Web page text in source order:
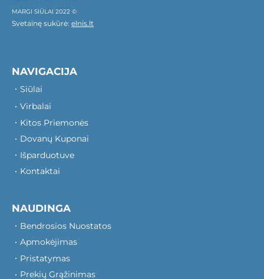
MARGI SIŪLAI 2022 ©
Svetainę sukūrė: elnis.lt
NAVIGACIJA
Siūlai
Virbalai
Kitos Priemonės
Dovanų Kuponai
Išparduotuve
Kontaktai
NAUDINGA
Bendrosios Nuostatos
Apmokėjimas
Pristatymas
Prekių Grąžinimas